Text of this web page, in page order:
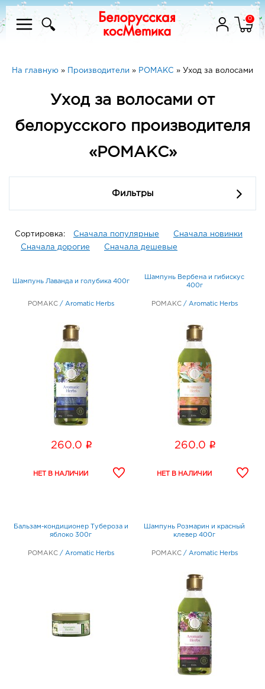
0
На главную » Производители » РОМАКС » Уход за волосами
Уход за волосами от
белорусского производителя
«РОМАКС»
Фильтры
Сортировка: Сначала популярные
Сначала новинки
Сначала дорогие
Сначала дешевые
Шампунь Лаванда и голубика 400г
РОМАКС / Aromatic Herbs
260.0 i
Шампунь Вербена и гибискус
400г
РОМАКС / Aromatic Herbs
260.0 i
Бальзам-кондиционер Тубероза и
яблоко 300г
РОМАКС / Aromatic Herbs
Шампунь Розмарин и красный
клевер 400г
РОМАКС / Aromatic Herbs